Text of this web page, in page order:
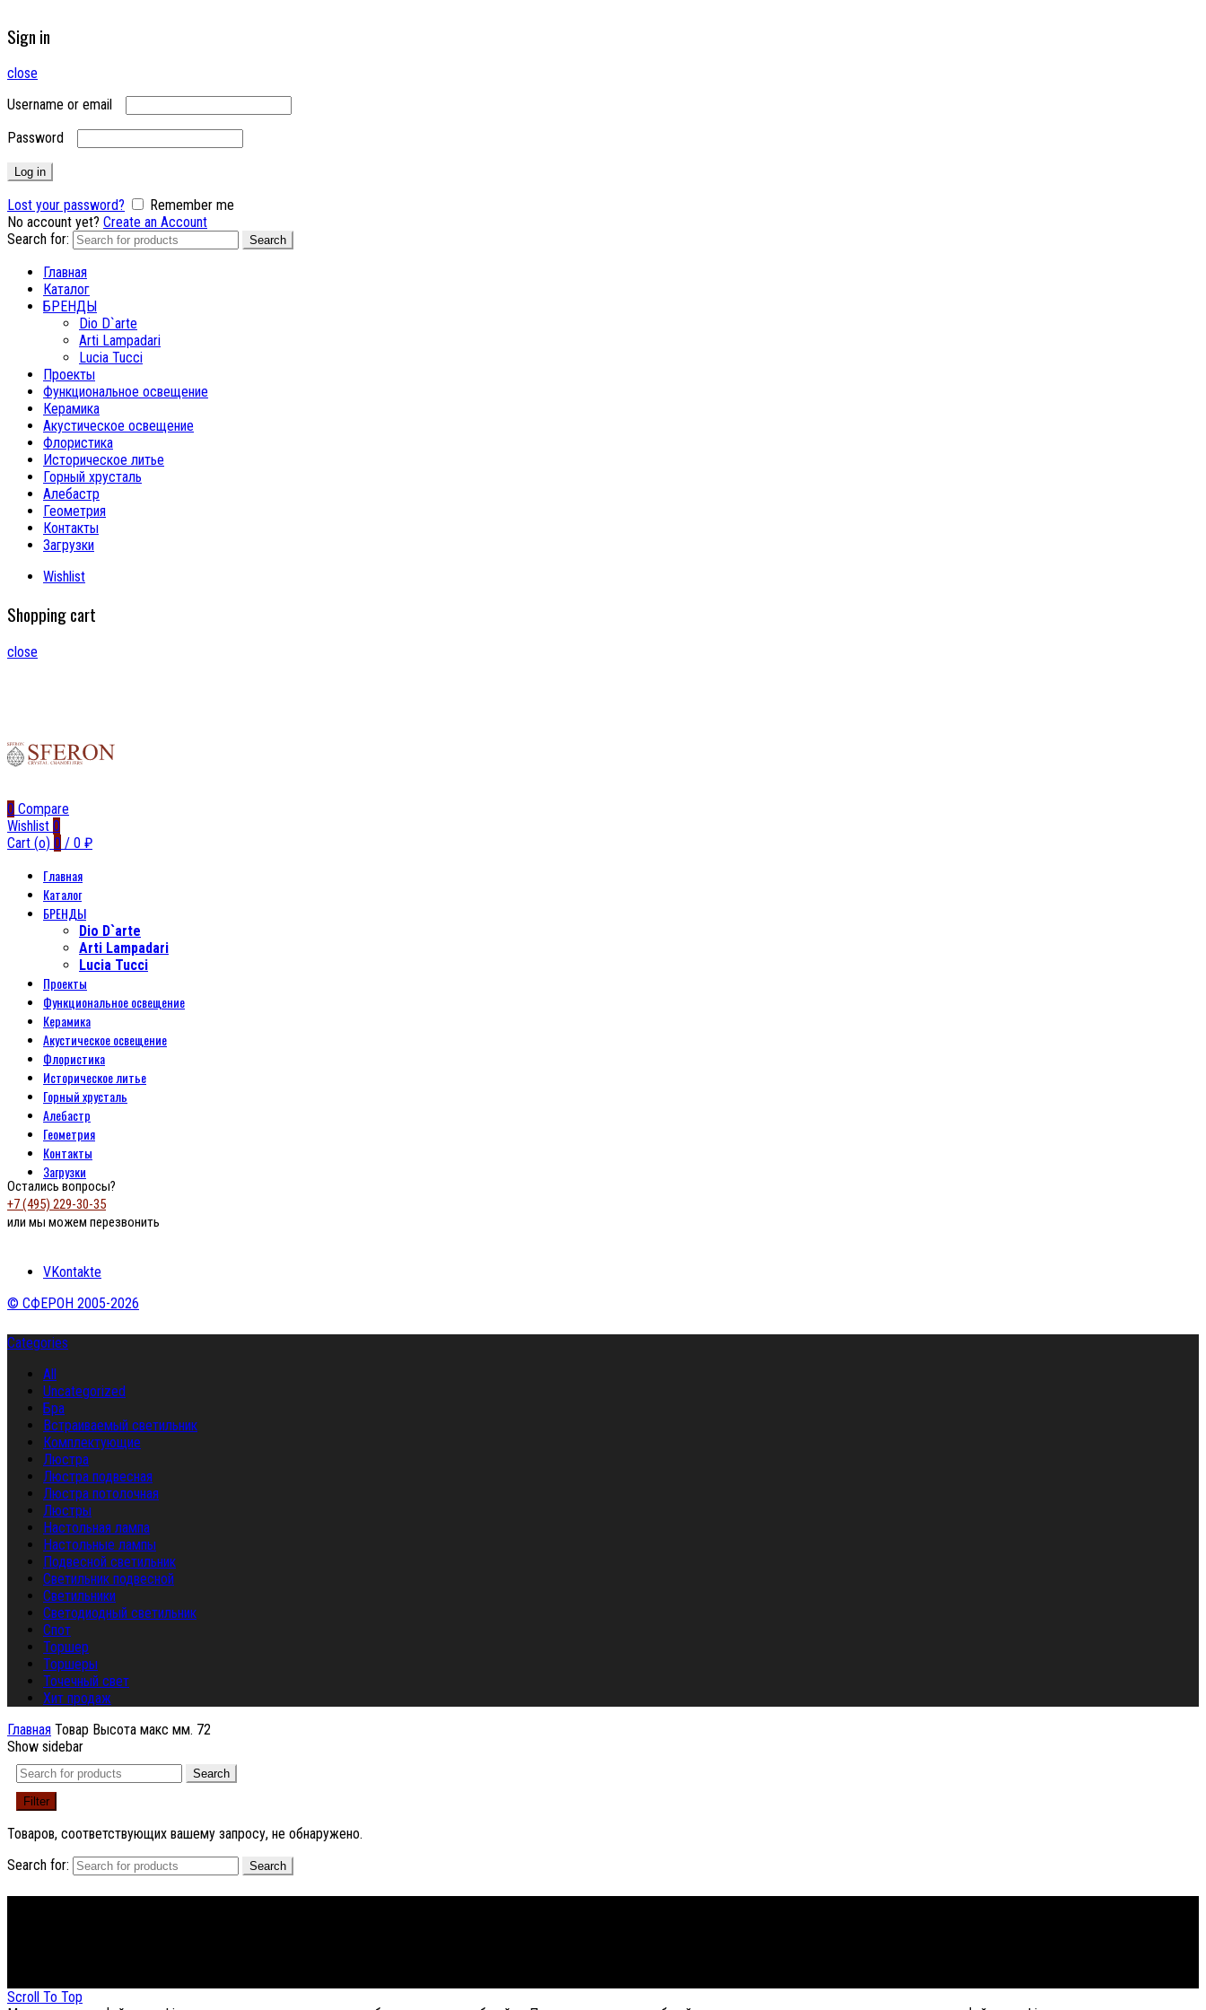
Sign in
close
Username or email
Password
Log in
Lost your password?
Remember me
No account yet? Create an Account
Search for:
Search
Главная
Каталог
БРЕНДЫ
Dio D`arte
Arti Lampadari
Lucia Tucci
Проекты
Функциональное освещение
Керамика
Акустическое освещение
Флористика
Историческое литье
Горный хрусталь
Алебастр
Геометрия
Контакты
Загрузки
Wishlist
Shopping cart
close
0 Compare
Wishlist 0
Cart (o) 0 / 0 ₽
Главная
Каталог
БРЕНДЫ
Dio D`arte
Arti Lampadari
Lucia Tucci
Проекты
Функциональное освещение
Керамика
Акустическое освещение
Флористика
Историческое литье
Горный хрусталь
Алебастр
Геометрия
Контакты
Загрузки
Остались вопросы?
+7 (495) 229-30-35
или мы можем перезвонить
VKontakte
© СФЕРОН 2005-2026
Categories
All
Uncategorized
Бра
Встраиваемый светильник
Комплектующие
Люстра
Люстра подвесная
Люстра потолочная
Люстры
Настольная лампа
Настольные лампы
Подвесной светильник
Светильник подвесной
Светильники
Светодиодный светильник
Спот
Торшер
Торшеры
Точечный свет
Хит продаж
Главная Товар Высота макс мм. 72
Show sidebar
Search
Filter
Товаров, соответствующих вашему запросу, не обнаружено.
Search for:
Search
Scroll To Top